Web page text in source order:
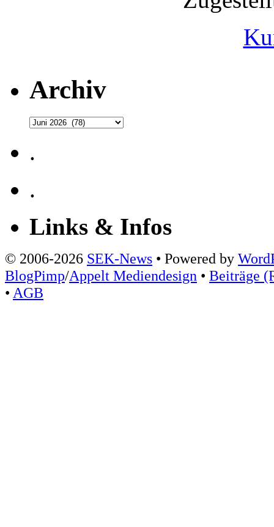
Archiv
Archiv
.
.
Links & Infos
© 2006-2026 SEK-News • Powered by
BlogPimp/Appelt Mediendesign • Beiträge
• AGB